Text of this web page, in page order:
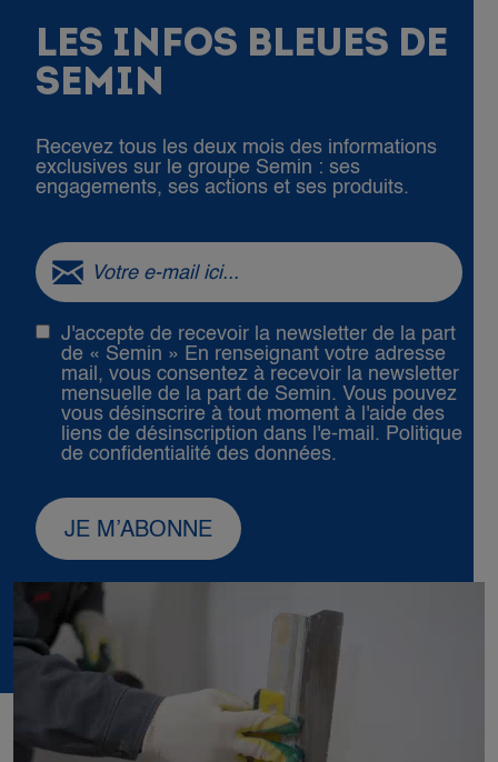
LES INFOS BLEUES DE
SEMIN
Recevez tous les deux mois des informations
exclusives sur le groupe Semin : ses
engagements, ses actions et ses produits.
J'accepte de recevoir la newsletter de la part
de « Semin » En renseignant votre adresse
mail, vous consentez à recevoir la newsletter
mensuelle de la part de Semin. Vous pouvez
vous désinscrire à tout moment à l'aide des
liens de désinscription dans l'e-mail. Politique
de confidentialité des données.